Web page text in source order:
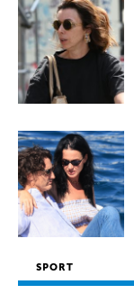
SPORT